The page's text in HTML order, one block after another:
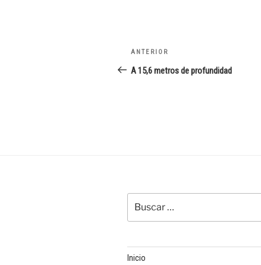
Navegación
de
Entrada
anterior:
ANTERIOR
A 15,6 metros de profundidad
por:
Inicio